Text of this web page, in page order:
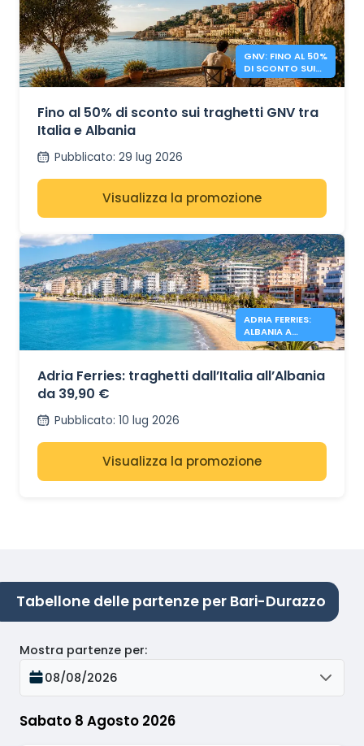
GNV: FINO AL 50%
DI SCONTO SUI
TRAGHETTI
Fino al 50% di sconto sui traghetti GNV tra
Italia e Albania
Pubblicato: 29 lug 2026
Visualizza la promozione
ADRIA FERRIES:
ALBANIA A
PARTIRE DA
Adria Ferries: traghetti dall’Italia all’Albania
da 39,90 €
Pubblicato: 10 lug 2026
Visualizza la promozione
Tabellone delle partenze per Bari-Durazzo
Sabato 8 Agosto 2026
Mostra partenze per:
08/08/2026